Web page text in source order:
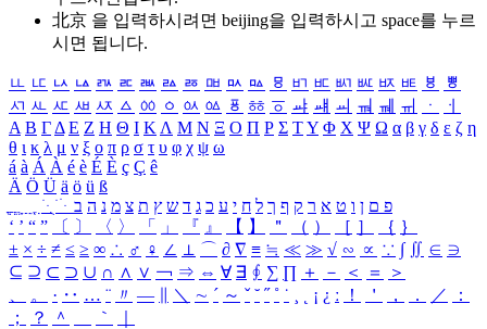
北京 을 입력하시려면 beijing을 입력하시고 space를 누르
시면 됩니다.
ㅥ ㅦ ㅧ ㅨ ㅩ ㅪ ㅫ ㅬ ㅭ ㅮ ㅯ ㅰ ㅱ ㅲ ㅳ ㅴ ㅵ ㅶ ㅷ ㅸ
ㅹ
ㅺ ㅻ ㅼ ㅽ ㅾ ㅿ ㆀ ㆁ ㆂ ㆃ ㆄ ㆅ ㆆ ㆇ ㆈ ㆉ ㆊ ㆋ ㆌ ㆍ
ㆎ
Α Β ΓΔ Ε Ζ Η Θ Ι ΚΛ Μ Ν Ξ Ο Π Ρ Σ ΤΥ Φ Χ Ψ Ω α β γ δ ε ζ η
θ ι κ λ μ ν ξ ο π ρ σ τ υ φ χ ψ ω
á à Á À é è É È ç Ç ê
Ä Ö Ü ä ö ü ß
ִֶֹ ֻּ ׁׂ פ ם ן ו ט א ר ק ף ך ל ח י ע כ ג ד ש ץ ת צ מ נ ה ב
‘ ’ “ ” 〔 〕 〈 〉 「 」 『 』 【 】 ＂ （ ） ［ ］ ｛ ｝
± × ÷ ≠ ≤ ≥ ∞ ∴ ♂ ♀ ∠ ⊥ ⌒ ∂ ∇ ≡ ≒ ≪ ≫ √ ∽ ∝ ∵ ∫ ∬ ∈ ∋
⊆ ⊇ ⊂ ⊃ ∪ ∩ ∧ ∨ ￢ ⇒ ⇔ ∀ ∃ ∮ ∑ ∏ ＋ － ＜ ＝
＞
、
。 · ‥ … ¨ 〃 ― ＼ ∼ ´ ～ ˇ ˘ ˝ ˚ ˙ ¸ ¡ ¿ ː ！ ＇ ， ． ／
：
；
？ ＾ ｀